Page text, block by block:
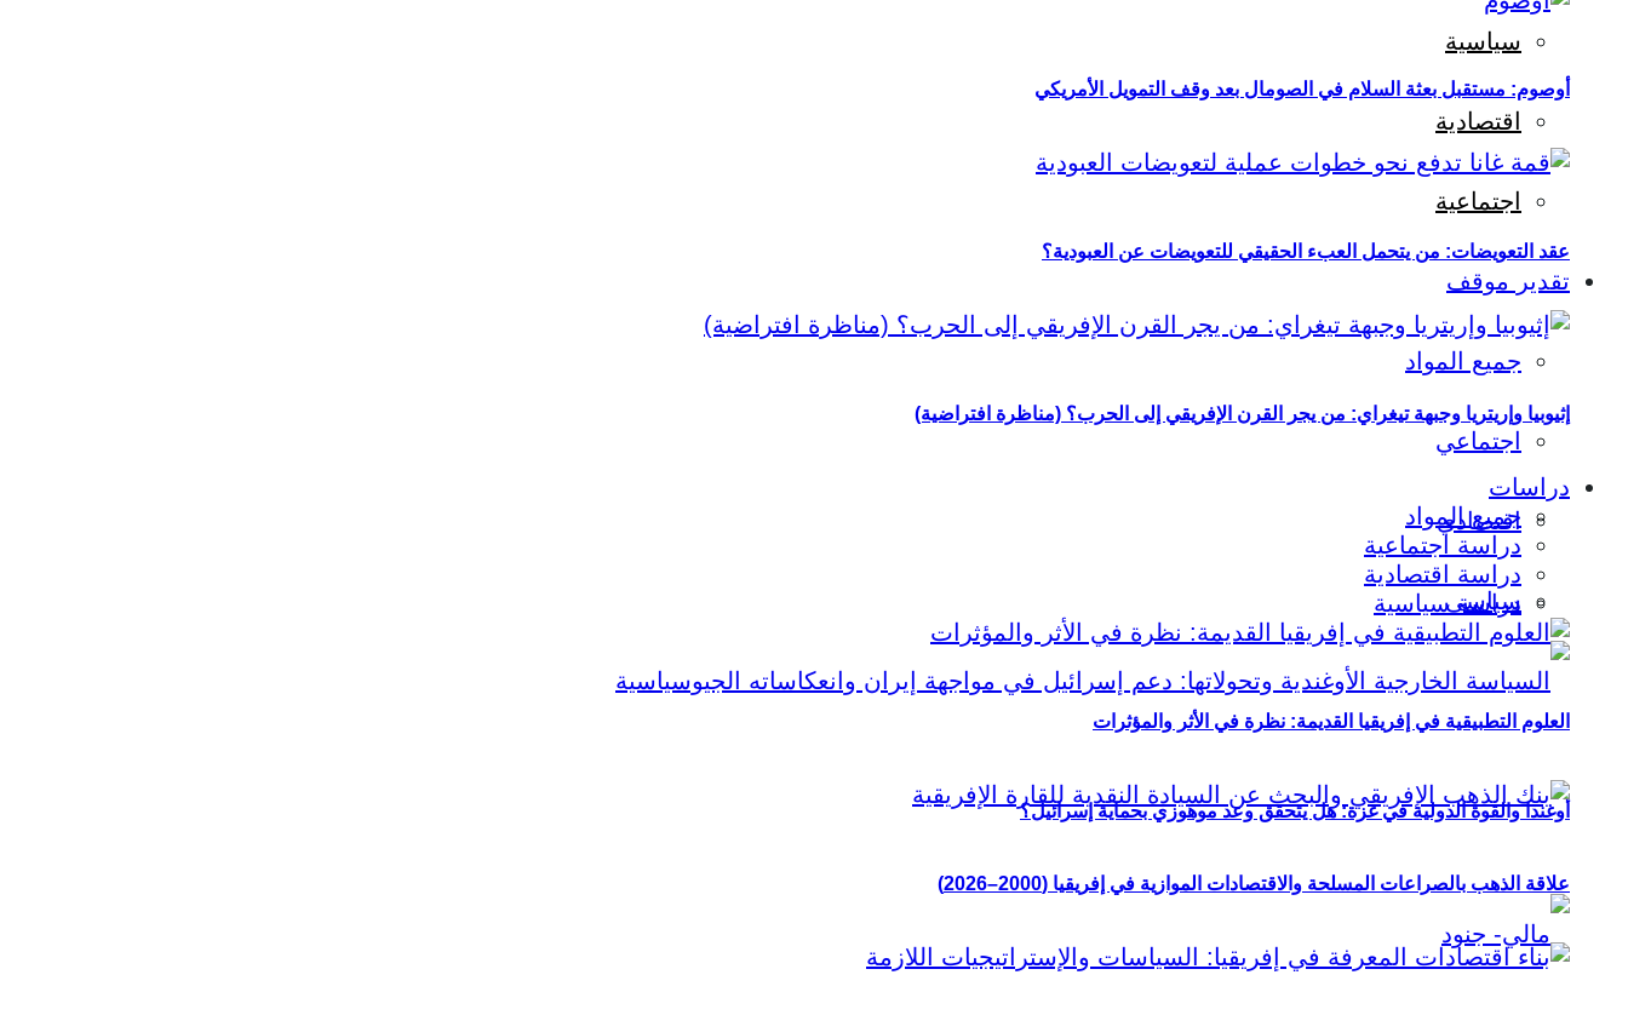
سياسية
اقتصادية
اجتماعية
تقدير موقف
جميع المواد
اجتماعي
اقتصادي
سياسي
أوغندا والقوة الدولية في غزة: هل يتحقق وعد موهوزي بحماية إسرائيل؟
أوصوم: مستقبل بعثة السلام في الصومال بعد وقف التمويل الأمريكي
عقد التعويضات: من يتحمل العبء الحقيقي للتعويضات عن العبودية؟
إثيوبيا وإريتريا وجبهة تيغراي: من يجر القرن الإفريقي إلى الحرب؟ (مناظرة افتراضية)
دراسات
جميع المواد
دراسة اجتماعية
دراسة اقتصادية
دراسة سياسية
العلوم التطبيقية في إفريقيا القديمة: نظرة في الأثر والمؤثرات
علاقة الذهب بالصراعات المسلحة والاقتصادات الموازية في إفريقيا (2000–2026)